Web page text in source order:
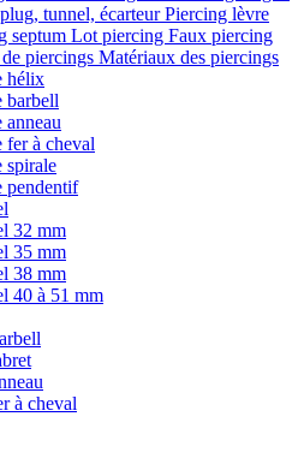
tunnel, écarteurPiercing lèvre
septum Lot piercing Faux piercing
piercings Matériaux des piercings
hélix
barbell
anneau
fer à cheval
spirale
pendentif
32 mm
35 mm
38 mm
40 à 51 mm
à cheval